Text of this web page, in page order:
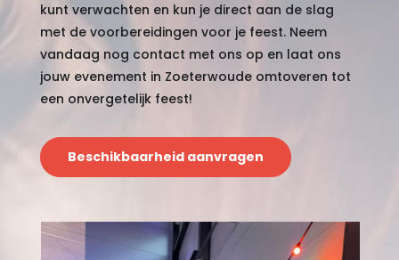
kunt verwachten en kun je direct aan de slag
met de voorbereidingen voor je feest. Neem
vandaag nog contact met ons op en laat ons
jouw evenement in Zoeterwoude omtoveren tot
een onvergetelijk feest!
Beschikbaarheid aanvragen